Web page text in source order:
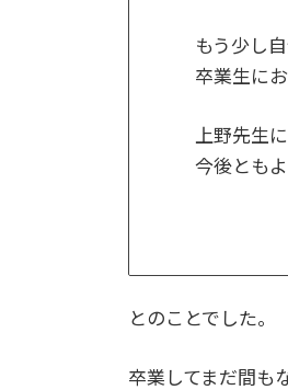
もう少し
卒業生に
上野先生
今後とも
とのことでした。
卒業してまだ間も